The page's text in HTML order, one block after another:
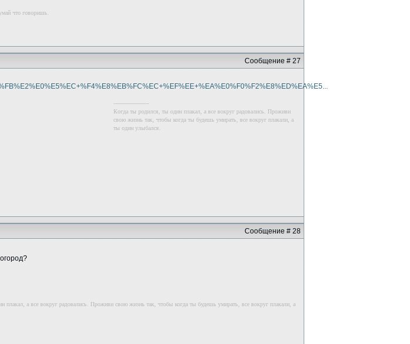
что говоришь.
Сообщение # 27
--------------------
Когда ты родился, ты один плакал, а все вокруг радовались. Проживи
свою жизнь так, чтобы когда ты будешь умирать, все вокруг плакали, а
ты один улыбался.
Сообщение # 28
плакал, а все вокруг радовались. Проживи свою жизнь так, чтобы когда ты будешь умирать, все вокруг плакали, а